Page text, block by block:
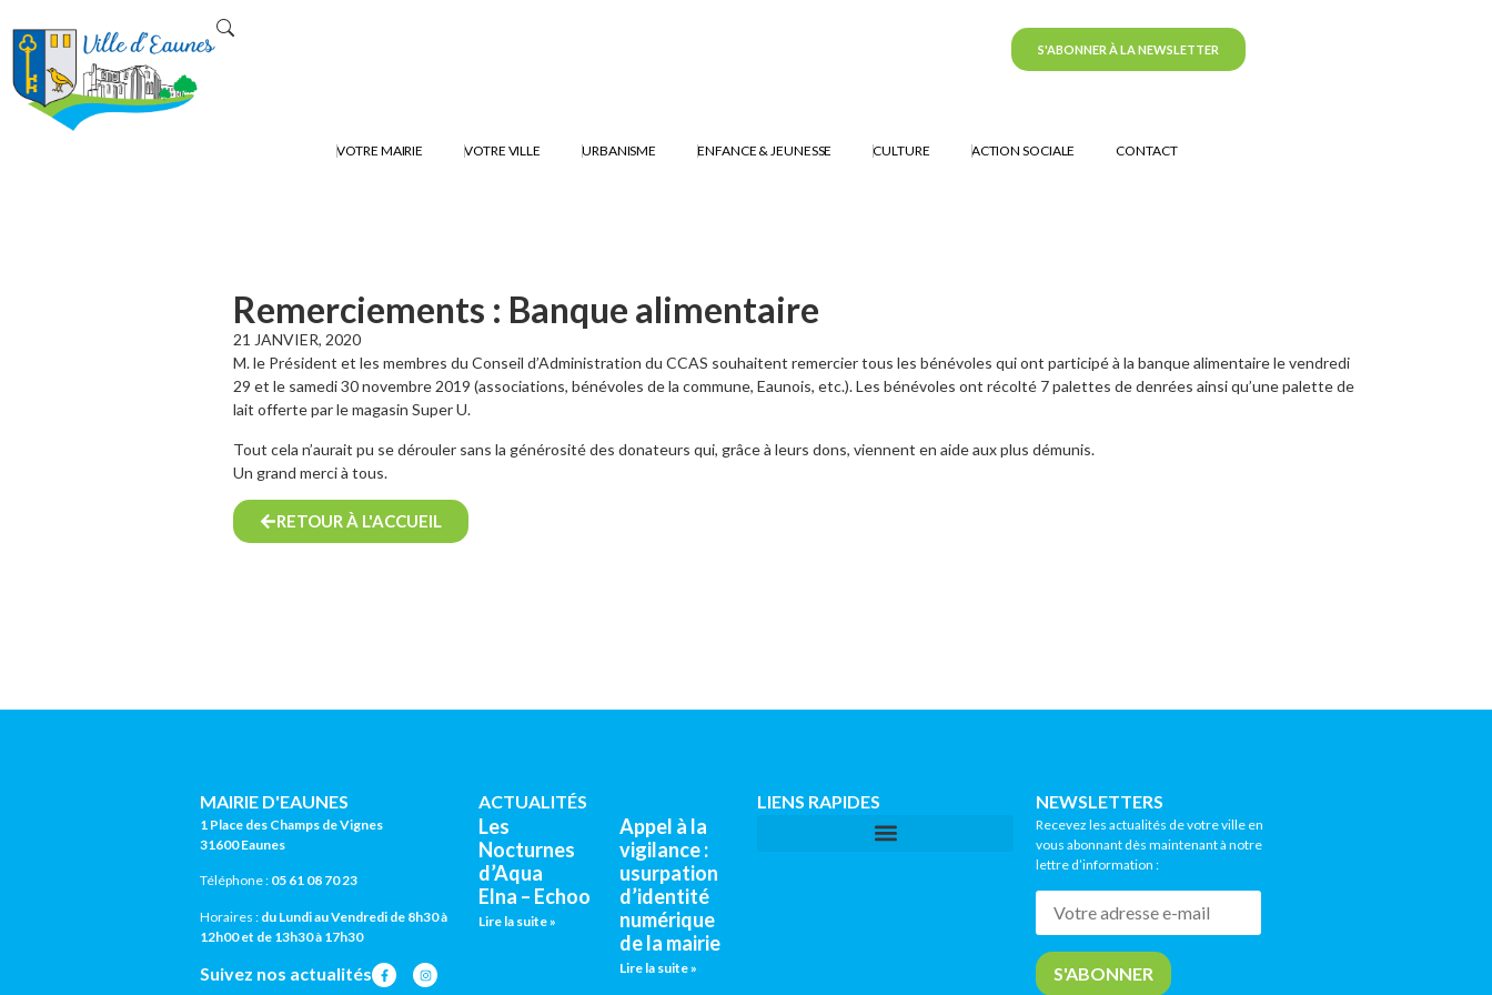
VOTRE MAIRIE VOTRE VILLE URBANISME ENFANCE & JEUNESSE CULTURE ACTION SOCIALE CONTACT
S'ABONNER À LA NEWSLETTER
Remerciements : Banque alimentaire
21 JANVIER, 2020
M. le Président et les membres du Conseil d’Administration du CCAS souhaitent remercier tous les bénévoles qui ont participé à la banque alimentaire le vendredi
29 et le samedi 30 novembre 2019 (associations, bénévoles de la commune, Eaunois, etc.). Les bénévoles ont récolté 7 palettes de denrées ainsi qu’une palette de
lait offerte par le magasin Super U.
Tout cela n’aurait pu se dérouler sans la générosité des donateurs qui, grâce à leurs dons, viennent en aide aux plus démunis.
Un grand merci à tous.
RETOUR À L'ACCUEIL
MAIRIE D'EAUNES
1 Place des Champs de Vignes
31600 Eaunes
Téléphone : 05 61 08 70 23
Horaires : du Lundi au Vendredi de 8h30 à
12h00 et de 13h30 à 17h30
Suivez nos actualités
ACTUALITÉS
Les
Nocturnes
d’Aqua
Elna – Echoo
Lire la suite »
Appel à la
vigilance :
usurpation
d’identité
numérique
de la mairie
Lire la suite »
LIENS RAPIDES NEWSLETTERS
Recevez les actualités de votre ville en
vous abonnant dès maintenant à notre
lettre d’information :